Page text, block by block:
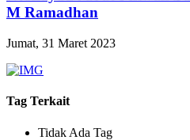
M Ramadhan
Jumat, 31 Maret 2023
Tag Terkait
Tidak Ada Tag